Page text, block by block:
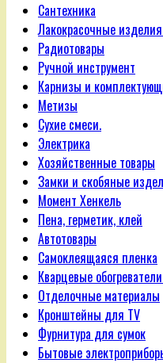
Сантехника
Лакокрасочные
Радиотовары
Ручной инструмент
Карнизы и
Метизы
Сухие смеси.
Электрика
Хозяйственные товары
Замки и скобяные
Момент Хенкель
Пена, герметик, клей
Автотовары
Самоклеящаяся пленка
Кварцевые
Отделочные материалы
Кронштейны для TV
Фурнитура для сумок
Бытовые